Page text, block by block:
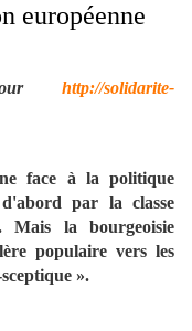
européenne
pour http://solidarite-
face à la politique
par la classe
Mais la bourgeoisie
populaire vers les
».